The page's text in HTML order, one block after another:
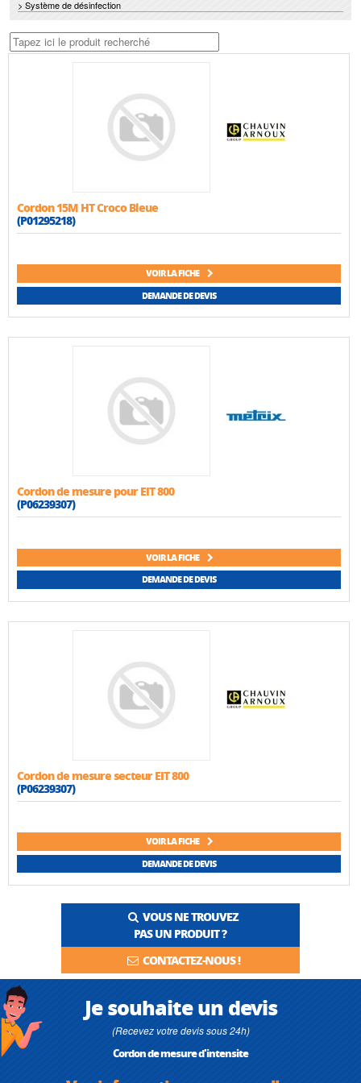
> Système de désinfection
Cordon 15M HT Croco Bleue
(P01295218)
VOIR LA FICHE
DEMANDE DE DEVIS
Cordon de mesure pour EIT 800
(P06239307)
VOIR LA FICHE
DEMANDE DE DEVIS
Cordon de mesure secteur EIT 800
(P06239307)
VOIR LA FICHE
DEMANDE DE DEVIS
VOUS NE TROUVEZ
PAS UN PRODUIT ?
CONTACTEZ-NOUS !
Je souhaite un devis
(Recevez votre devis sous 24h)
Cordon de mesure d'intensite